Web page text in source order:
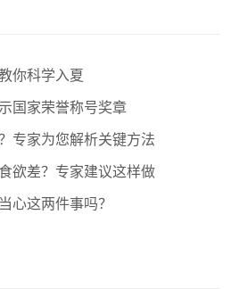
你科学入夏
国家荣誉称号奖章
专家为您解析关键方法
欲差？专家建议这样做
心这两件事吗？